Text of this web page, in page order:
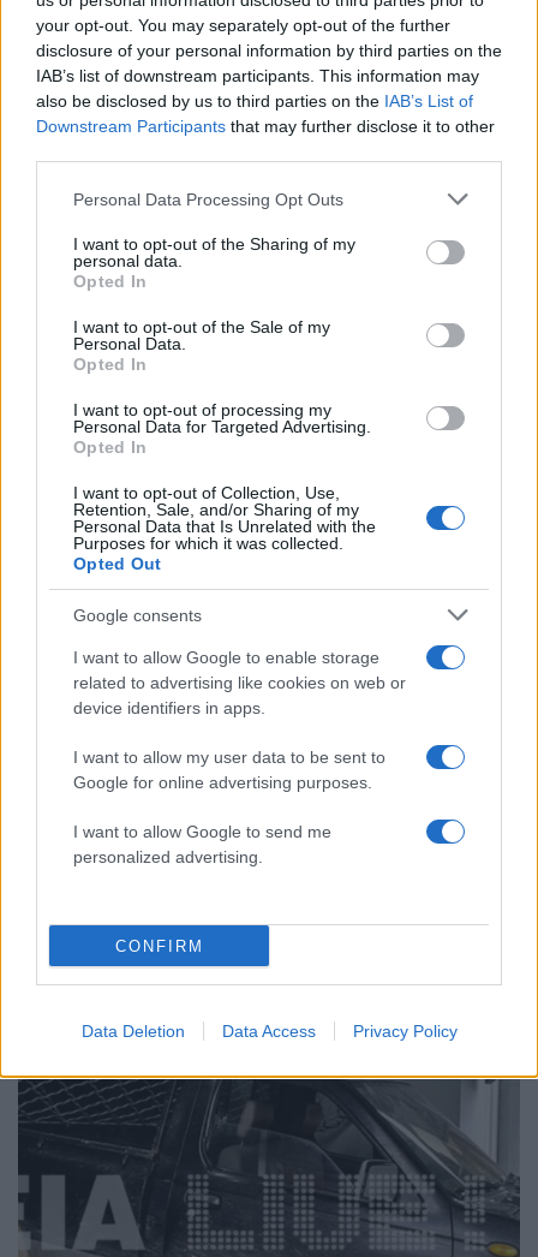
your opt-out. You may separately opt-out of the further
disclosure of your personal information by third parties on the
IAB’s list of downstream participants. This information may
also be disclosed by us to third parties on the IAB’s List of
Downstream Participants that may further disclose it to other
Please note that this website/app uses one or more Google
not limited to your visit or usage behaviour. You may click to
grant or deny consent to Google and its third-party tags to
use your data for below specified purposes in below Google
consent section.
Personal Data Processing Opt Outs
I want to opt-out of the Sharing of my
personal data.
Opted In
I want to opt-out of the Sale of my
Personal Data.
Opted In
I want to opt-out of processing my
Personal Data for Targeted Advertising.
Opted In
I want to opt-out of Collection, Use,
Retention, Sale, and/or Sharing of my
Personal Data that Is Unrelated with the
Purposes for which it was collected.
Opted Out
Google consents
I want to allow Google to enable storage
related to advertising like cookies on web or
device identifiers in apps.
I want to allow my user data to be sent to
Google for online advertising purposes.
I want to allow Google to send me
personalized advertising.
CONFIRM
Data Deletion Data Access Privacy Policy
19:38 16.07.18
Γαστούνη: Το πτώμα ήταν… παιδική κούκλα!
[pics]
28.03.18
Έκαψαν ελληνική σημαία στη Γαστούνη [pics]